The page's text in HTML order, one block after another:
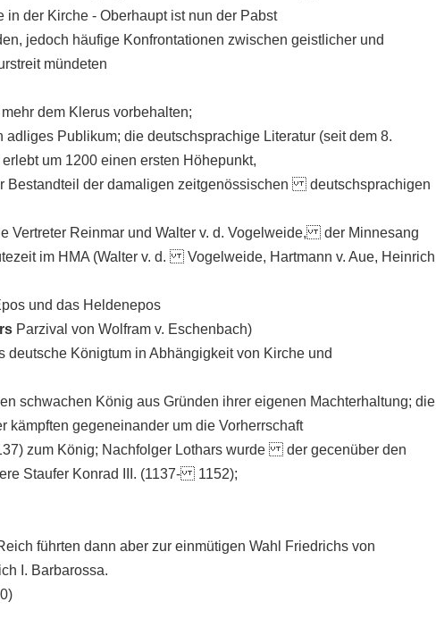
der Kirche - Oberhaupt ist nun der Pabst
jedoch häufige Konfrontationen zwischen geistlicher und
mündeten
dem Klerus vorbehalten;
adliges Publikum; die deutschsprachige Literatur (seit dem 8.
um 1200 einen ersten Höhepunkt,
Bestandteil der damaligen zeitgenössischen deutschsprachigen
Vertreter Reinmar und Walter v. d. Vogelweide, der Minnesang
im HMA (Walter v. d. Vogelweide, Hartmann v. Aue, Heinrich
und das Heldenepos
Parzival von Wolfram v. Eschenbach)
Königtum in Abhängigkeit von Kirche und
schwachen König aus Gründen ihrer eigenen Machterhaltung; die
kämpften gegeneinander um die Vorherrschaft
zum König; Nachfolger Lothars wurde der gecenüber den
Staufer Konrad III. (1137- 1152);
führten dann aber zur einmütigen Wahl Friedrichs von
I. Barbarossa.